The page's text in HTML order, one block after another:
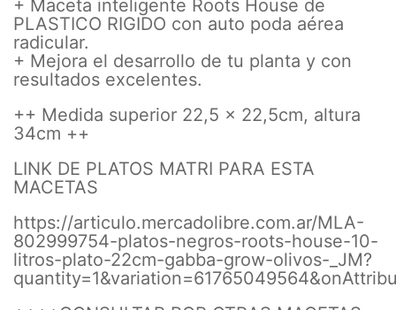
+ Maceta inteligente Roots House de
PLASTICO RIGIDO con auto poda aérea
radicular.
+ Mejora el desarrollo de tu planta y con
resultados excelentes.
++ Medida superior 22,5 x 22,5cm, altura
34cm ++
LINK DE PLATOS MATRI PARA ESTA
MACETAS
https://articulo.mercadolibre.com.ar/MLA-
802999754-platos-negros-roots-house-10-
litros-plato-22cm-gabba-grow-olivos-_JM?